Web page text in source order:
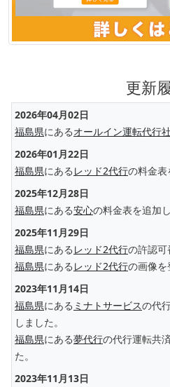
更新
2026年04月02日
福島県にあるオールイン運転代行社
2026年01月22日
福島県にある レッド2代行の料金表
2025年12月28日
福島県にある安心の料金表を追加し
2025年11月29日
福島県にある レッド2代行の許認可
福島県にある レッド2代行の画像を
2023年11月14日
福島県にある ミナトサービスの代
しました。
福島県にある夢代行の代行運転共
た。
2023年11月13日